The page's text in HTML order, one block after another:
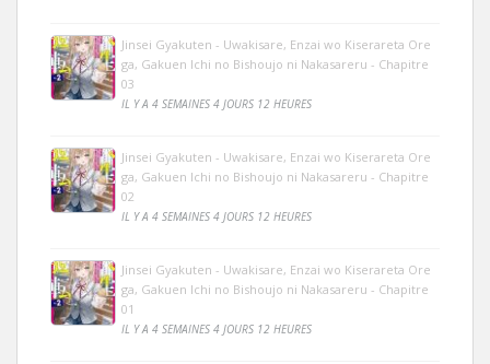
Jinsei Gyakuten - Uwakisare, Enzai wo Kiserareta Ore
ga, Gakuen Ichi no Bishoujo ni Nakasareru - Chapitre
03
IL Y A 4 SEMAINES 4 JOURS 12 HEURES
Jinsei Gyakuten - Uwakisare, Enzai wo Kiserareta Ore
ga, Gakuen Ichi no Bishoujo ni Nakasareru - Chapitre
02
IL Y A 4 SEMAINES 4 JOURS 12 HEURES
Jinsei Gyakuten - Uwakisare, Enzai wo Kiserareta Ore
ga, Gakuen Ichi no Bishoujo ni Nakasareru - Chapitre
01
IL Y A 4 SEMAINES 4 JOURS 12 HEURES